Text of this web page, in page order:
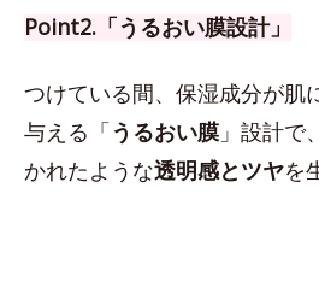
Point2.「うるおい膜設計」
つけている間、保湿成分が肌
与える「うるおい膜 」設計で
かれたような透明感とツヤを